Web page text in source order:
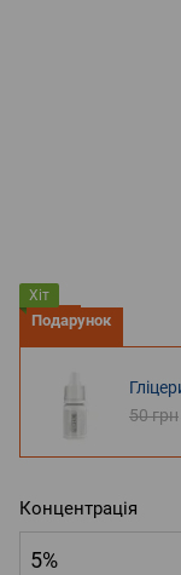
Хіт
Подарунок
50 грн
Концентрація
5%